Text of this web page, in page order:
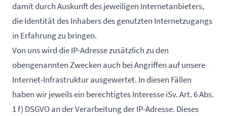
damit durch Auskunft des jeweiligen Internetanbieters,
die Identität des Inhabers des genutzten Internetzugangs
in Erfahrung zu bringen.
Von uns wird die IP-Adresse zusätzlich zu den
obengenannten Zwecken auch bei Angriffen auf unsere
Internet-Infrastruktur ausgewertet. In diesen Fällen
haben wir jeweils ein berechtigtes Interesse iSv. Art. 6 Abs.
1 f) DSGVO an der Verarbeitung der IP-Adresse. Dieses